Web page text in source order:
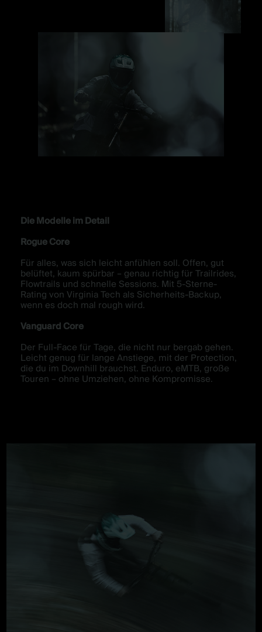
Die Modelle im Detail
Rogue Core
Für alles, was sich leicht anfühlen soll. Offen, gut
belüftet, kaum spürbar – genau richtig für Trailrides,
Flowtrails und schnelle Sessions. Mit 5-Sterne-
Rating von Virginia Tech als Sicherheits-Backup,
wenn es doch mal rough wird.
Vanguard Core
Der Full-Face für Tage, die nicht nur bergab gehen.
Leicht genug für lange Anstiege, mit der Protection,
die du im Downhill brauchst. Enduro, eMTB, große
Touren – ohne Umziehen, ohne Kompromisse.